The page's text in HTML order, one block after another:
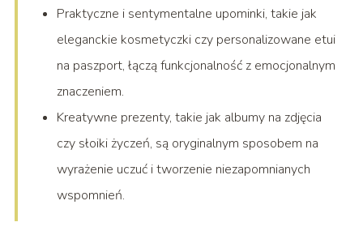
Praktyczne i sentymentalne upominki, takie jak
eleganckie kosmetyczki czy personalizowane etui
na paszport, łączą funkcjonalność z emocjonalnym
znaczeniem.
Kreatywne prezenty, takie jak albumy na zdjęcia
czy słoiki życzeń, są oryginalnym sposobem na
wyrażenie uczuć i tworzenie niezapomnianych
wspomnień.